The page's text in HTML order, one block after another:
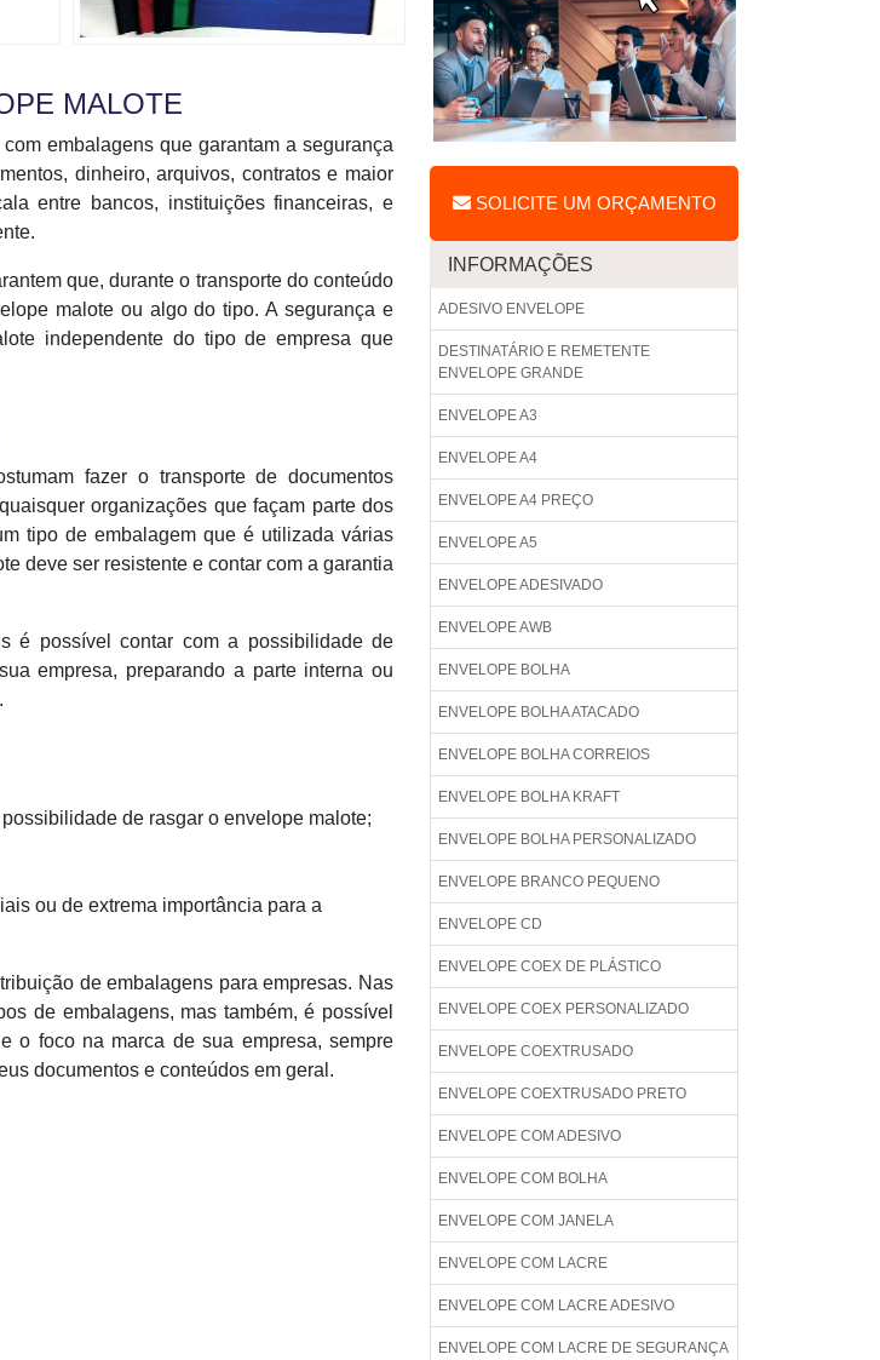
MALOTE
embalagens que garantam a segurança
dinheiro, arquivos, contratos e maior
entre bancos, instituições financeiras, e
que, durante o transporte do conteúdo
malote ou algo do tipo. A segurança e
independente do tipo de empresa que
fazer o transporte de documentos
organizações que façam parte dos
tipo de embalagem que é utilizada várias
deve ser resistente e contar com a garantia
é possível contar com a possibilidade de
empresa, preparando a parte interna ou
de rasgar o envelope malote;
ou de extrema importância para a
de embalagens para empresas. Nas
de embalagens, mas também, é possível
o foco na marca de sua empresa, sempre
documentos e conteúdos em geral.
SOLICITE UM ORÇAMENTO
INFORMAÇÕES
ADESIVO ENVELOPE
DESTINATÁRIO E REMETENTE
ENVELOPE GRANDE
ENVELOPE A3
ENVELOPE A4
ENVELOPE A4 PREÇO
ENVELOPE A5
ENVELOPE ADESIVADO
ENVELOPE AWB
ENVELOPE BOLHA
ENVELOPE BOLHA ATACADO
ENVELOPE BOLHA CORREIOS
ENVELOPE BOLHA KRAFT
ENVELOPE BOLHA PERSONALIZADO
ENVELOPE BRANCO PEQUENO
ENVELOPE CD
ENVELOPE COEX DE PLÁSTICO
ENVELOPE COEX PERSONALIZADO
ENVELOPE COEXTRUSADO
ENVELOPE COEXTRUSADO PRETO
ENVELOPE COM ADESIVO
ENVELOPE COM BOLHA
ENVELOPE COM JANELA
ENVELOPE COM LACRE
ENVELOPE COM LACRE ADESIVO
ENVELOPE COM LACRE DE SEGURANÇA